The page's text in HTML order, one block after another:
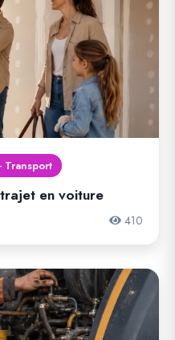
Transport
en voiture
410